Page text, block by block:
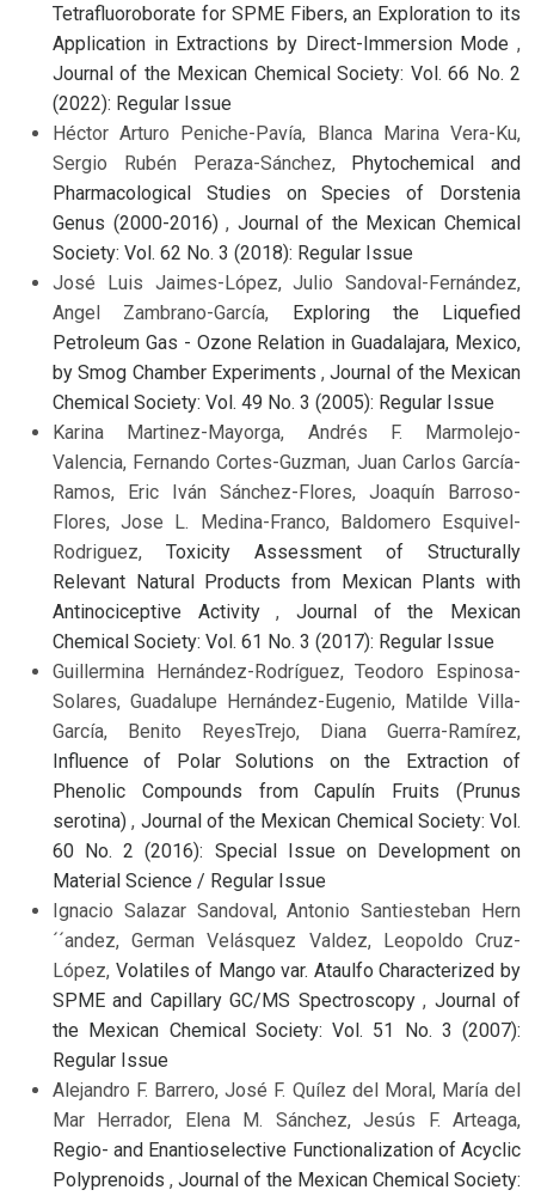
Tetrafluoroborate for SPME Fibers, an Exploration to its
Application in Extractions by Direct-Immersion Mode ,
Journal of the Mexican Chemical Society: Vol. 66 No. 2
(2022): Regular Issue
Héctor Arturo Peniche-Pavía, Blanca Marina Vera-Ku,
Sergio Rubén Peraza-Sánchez, Phytochemical and
Pharmacological Studies on Species of Dorstenia
Genus (2000-2016), Journal of the Mexican Chemical
Society: Vol. 62 No. 3 (2018): Regular Issue
José Luis Jaimes-López, Julio Sandoval-Fernández,
Angel Zambrano-García, Exploring the Liquefied
Petroleum Gas - Ozone Relation in Guadalajara, Mexico,
by Smog Chamber Experiments ,Journal of the Mexican
Chemical Society: Vol. 49 No. 3 (2005): Regular Issue
Karina Martinez-Mayorga, Andrés F. Marmolejo-
Valencia, Fernando Cortes-Guzman, Juan Carlos García-
Ramos, Eric Iván Sánchez-Flores, Joaquín Barroso-
Flores, Jose L. Medina-Franco, Baldomero Esquivel-
Rodriguez, Toxicity Assessment of Structurally
Relevant Natural Products from Mexican Plants with
Antinociceptive Activity,Journal of the Mexican
Chemical Society: Vol. 61 No. 3 (2017): Regular Issue
Guillermina Hernández-Rodríguez, Teodoro Espinosa-
Solares, Guadalupe Hernández-Eugenio, Matilde Villa-
García, Benito ReyesTrejo, Diana Guerra-Ramírez,
Influence of Polar Solutions on the Extraction of
Phenolic Compounds from Capulín Fruits (Prunus
serotina), Journal of the Mexican Chemical Society: Vol.
60 No. 2 (2016): Special Issue on Development on
Material Science / Regular Issue
Ignacio Salazar Sandoval, Antonio Santiesteban Hern
´´andez, German Velásquez Valdez, Leopoldo Cruz-
López, Volatiles of Mango var. Ataulfo Characterized by
SPME and Capillary GC/MS Spectroscopy, Journal of
the Mexican Chemical Society: Vol. 51 No. 3 (2007):
Regular Issue
Alejandro F. Barrero, José F. Quílez del Moral, María del
Mar Herrador, Elena M. Sánchez, Jesús F. Arteaga,
Regio- and Enantioselective Functionalization of Acyclic
Polyprenoids , Journal of the Mexican Chemical Society: